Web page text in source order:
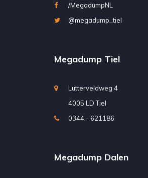
/MegadumpNL
@megadump_tiel
Megadump Tiel
Lutterveldweg 4
4005 LD Tiel
0344 - 621186
Megadump Dalen